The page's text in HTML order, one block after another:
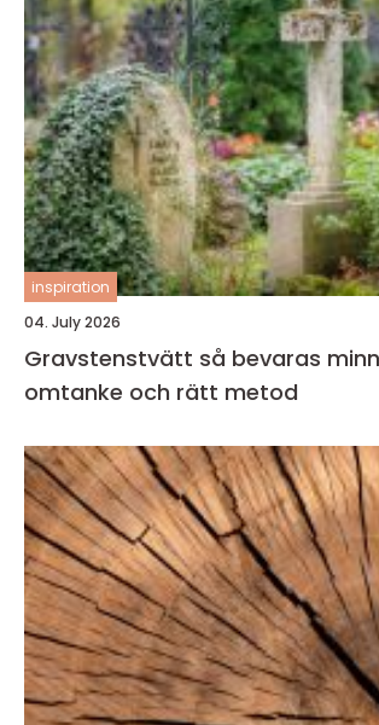
inspiration
04. July 2026
Gravstenstvätt så bevaras minnet med
omtanke och rätt metod